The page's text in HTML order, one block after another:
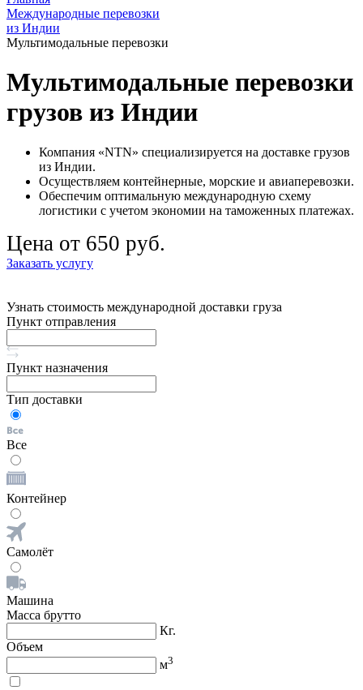
Международные перевозки
из Индии
Мультимодальные перевозки
Мультимодальные перевозки
грузов из Индии
Компания «NTN» специализируется на доставке грузов
из Индии.
Осуществляем контейнерные, морские и авиаперевозки.
Обеспечим оптимальную международную схему
логистики с учетом экономии на таможенных платежах.
Цена от 650 руб.
Заказать услугу
Узнать стоимость международной доставки груза
Пункт отправления
Пункт назначения
Тип доставки
Все
Контейнер
Самолёт
Машина
Масса брутто
Кг.
Объем
м3